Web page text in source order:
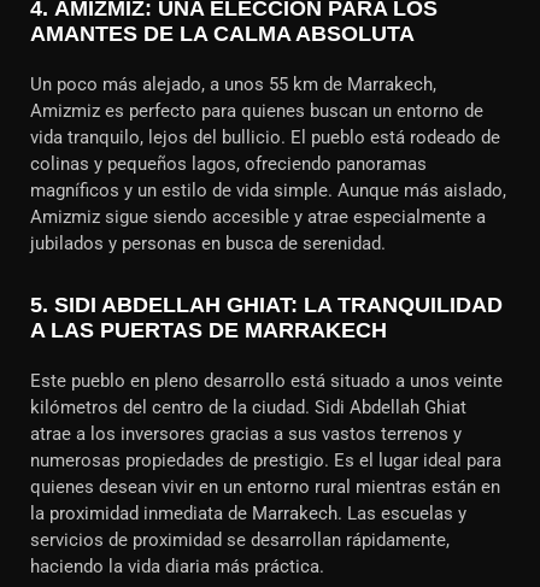
4. AMIZMIZ: UNA ELECCIÓN PARA LOS
AMANTES DE LA CALMA ABSOLUTA
Un poco más alejado, a unos 55 km de Marrakech,
Amizmiz es perfecto para quienes buscan un entorno de
vida tranquilo, lejos del bullicio. El pueblo está rodeado de
colinas y pequeños lagos, ofreciendo panoramas
magníficos y un estilo de vida simple. Aunque más aislado,
Amizmiz sigue siendo accesible y atrae especialmente a
jubilados y personas en busca de serenidad.
5. SIDI ABDELLAH GHIAT: LA TRANQUILIDAD
A LAS PUERTAS DE MARRAKECH
Este pueblo en pleno desarrollo está situado a unos veinte
kilómetros del centro de la ciudad. Sidi Abdellah Ghiat
atrae a los inversores gracias a sus vastos terrenos y
numerosas propiedades de prestigio. Es el lugar ideal para
quienes desean vivir en un entorno rural mientras están en
la proximidad inmediata de Marrakech. Las escuelas y
servicios de proximidad se desarrollan rápidamente,
haciendo la vida diaria más práctica.